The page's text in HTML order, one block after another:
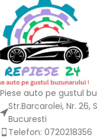
Piese auto pe gustul
Str.Barcarolei, Nr. 26,
Bucuresti
Telefon: 0720218356